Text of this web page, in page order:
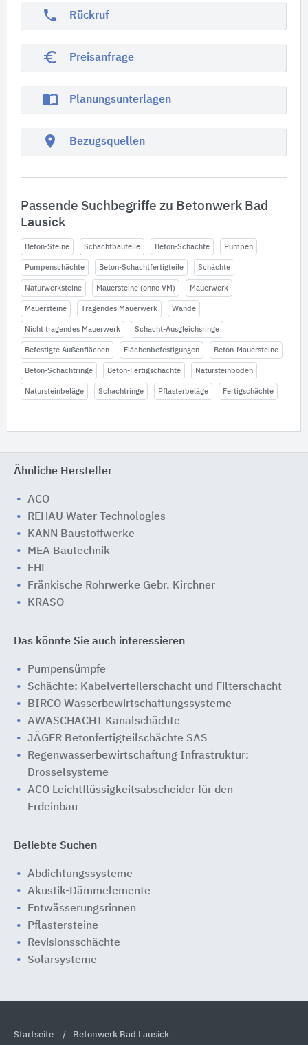
phone Rückruf
euro_symbol Preisanfrage
import_contacts Planungsunterlagen
location_on Bezugsquellen
Passende Suchbegriffe zu Betonwerk Bad
Lausick
Beton-Steine Schachtbauteile Beton-Schächte Pumpen
Pumpenschächte Beton-Schachtfertigteile Schächte
Naturwerksteine Mauersteine (ohne VM) Mauerwerk
Mauersteine Tragendes Mauerwerk Wände
Nicht tragendes Mauerwerk Schacht-Ausgleichsringe
Befestigte Außenflächen Flächenbefestigungen Beton-Mauersteine
Beton-Schachtringe Beton-Fertigschächte Natursteinböden
Natursteinbeläge Schachtringe Pflasterbeläge Fertigschächte
Ähnliche Hersteller
ACO
REHAU Water Technologies
KANN Baustoffwerke
MEA Bautechnik
EHL
Fränkische Rohrwerke Gebr. Kirchner
KRASO
Das könnte Sie auch interessieren
Pumpensümpfe
Schächte: Kabelverteilerschacht und Filterschacht
BIRCO Wasserbewirtschaftungssysteme
AWASCHACHT Kanalschächte
JÄGER Betonfertigteilschächte SAS
Regenwasserbewirtschaftung Infrastruktur:
Drosselsysteme
ACO Leichtflüssigkeitsabscheider für den
Erdeinbau
Beliebte Suchen
Abdichtungssysteme
Akustik-Dämmelemente
Entwässerungsrinnen
Pflastersteine
Revisionsschächte
Solarsysteme
Startseite Betonwerk Bad Lausick